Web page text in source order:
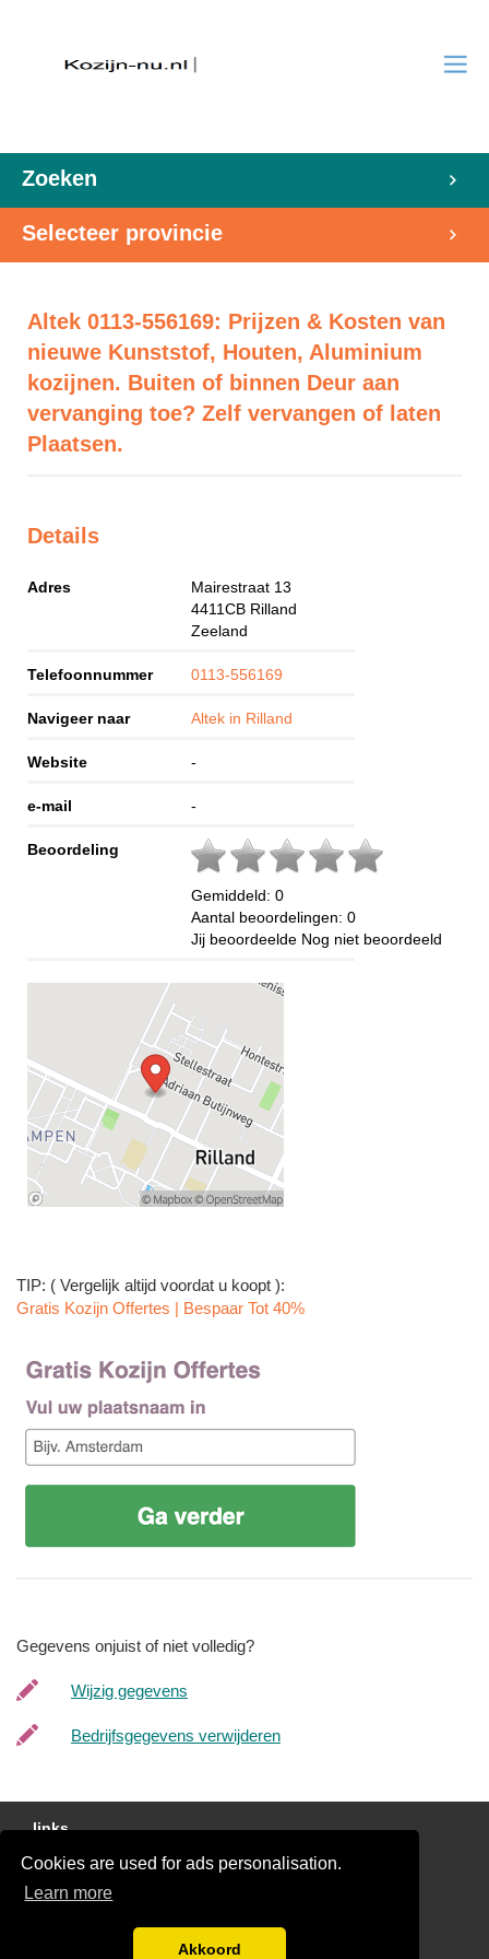
Cookies are used for ads personalisation.
Learn more
Akkoord
Zoeken
Selecteer provincie
Altek 0113-556169: Prijzen & Kosten van
nieuwe Kunststof, Houten, Aluminium
kozijnen. Buiten of binnen Deur aan
vervanging toe? Zelf vervangen of laten
Plaatsen.
Details
Adres
Mairestraat 13
4411CB Rilland
Zeeland
Telefoonnummer 0113-556169
Navigeer naar Altek in Rilland
Website -
e-mail -
Beoordeling
Gemiddeld: 0
Aantal beoordelingen: 0
Jij beoordeelde Nog niet beoordeeld
TIP: ( Vergelijk altijd voordat u koopt ):
Gratis Kozijn Offertes | Bespaar Tot 40%‎
Gegevens onjuist of niet volledig?
Wijzig gegevens
Bedrijfsgegevens verwijderen
links
Gratis Offertes Vergelijken
Disclaimer